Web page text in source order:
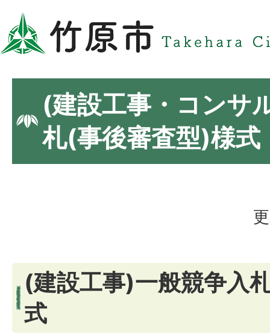
(建設工事・コンサ
札(事後審査型)様式
(建設工事)一般競争入
式